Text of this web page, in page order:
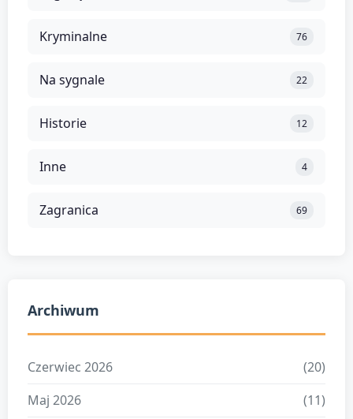
Kryminalne 76
Na sygnale 22
Historie 12
Inne 4
Zagranica 69
Archiwum
Czerwiec 2026
(20)
Maj 2026
(11)